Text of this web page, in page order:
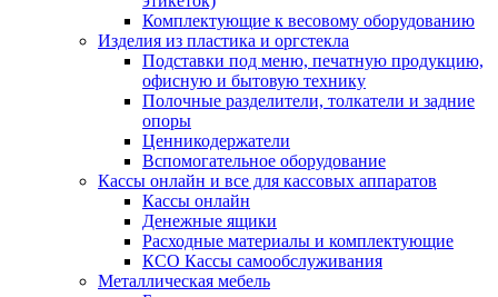
Комплектующие к весовому оборудованию
Изделия из пластика и оргстекла
Подставки под меню, печатную продукцию,
офисную и бытовую технику
Полочные разделители, толкатели и задние
опоры
Ценникодержатели
Вспомогательное оборудование
Кассы онлайн и все для кассовых аппаратов
Кассы онлайн
Денежные ящики
Расходные материалы и комплектующие
КСО Кассы самообслуживания
Металлическая мебель